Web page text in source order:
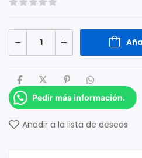
Pedir más información.
Añadir a la lista de deseos